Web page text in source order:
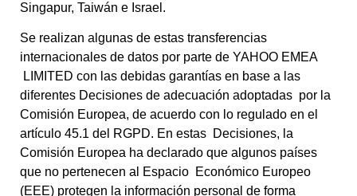
Singapur, Taiwán e Israel.
Se realizan algunas de estas transferencias
internacionales de datos por parte de YAHOO EMEA
LIMITED con las debidas garantías en base a las
diferentes Decisiones de adecuación adoptadas por la
Comisión Europea, de acuerdo con lo regulado en el
artículo 45.1 del RGPD. En estas Decisiones, la
Comisión Europea ha declarado que algunos países
que no pertenecen al Espacio Económico Europeo
(EEE) protegen la información personal de forma